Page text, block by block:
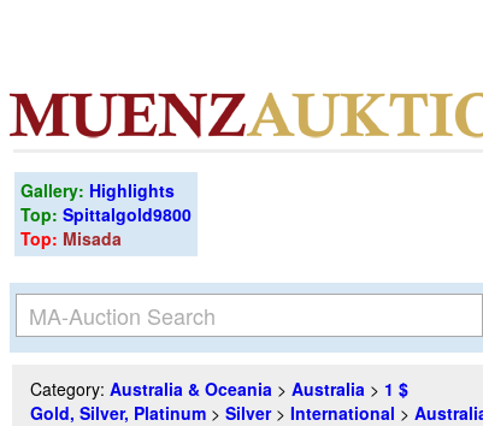
Gallery: Highlights
Top: Spittalgold9800
Top: Misada
Category: Australia & Oceania > Australia > 1 $
Gold, Silver, Platinum > Silver> International >